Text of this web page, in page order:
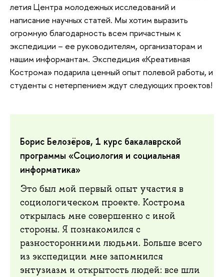
летия Центра молодежных исследований и
написание научных статей. Мы хотим выразить
огромную благодарность всем причастным к
экспедиции – ее руководителям, организаторам и
нашим информантам. Экспедиция «Креативная
Кострома» подарила ценный опыт полевой работы, и
студенты с нетерпением ждут следующих проектов!
Борис Белозёров, 1 курс бакалаврской
программы «Социология и социальная
информатика»
Это был мой первый опыт участия в
социологическом проекте. Кострома
открылась мне совершенно с иной
стороны. Я познакомился с
разносторонними людьми. Больше всего
из экспедиции мне запомнился
энтузиазм и открытость людей: все шли